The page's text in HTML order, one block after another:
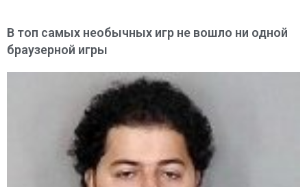
В топ самых необычных игр не вошло ни одной
браузерной игры